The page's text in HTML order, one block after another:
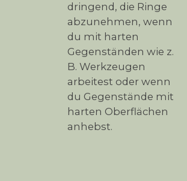
dringend, die Ringe
abzunehmen, wenn
du mit harten
Gegenständen wie z.
B. Werkzeugen
arbeitest oder wenn
du Gegenstände mit
harten Oberflächen
anhebst.